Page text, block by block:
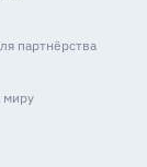
партнёрства
миру